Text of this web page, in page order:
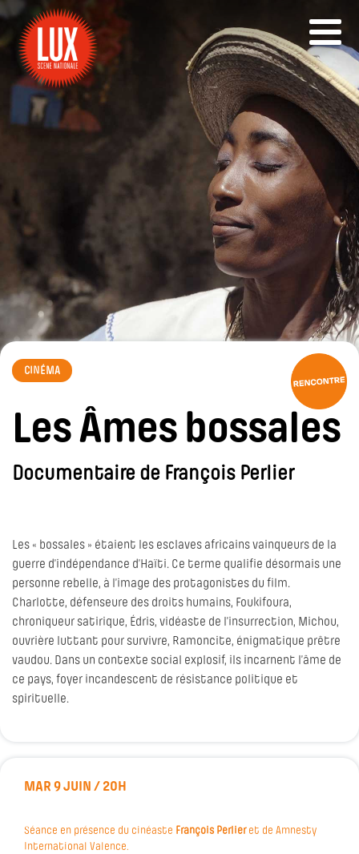
CINÉMA
Les Âmes bossales
Documentaire de François Perlier
Les « bossales » étaient les esclaves africains vainqueurs de la
guerre d’indépendance d’Haïti. Ce terme qualifie désormais une
personne rebelle, à l’image des protagonistes du film.
Charlotte, défenseure des droits humains, Foukifoura,
chroniqueur satirique, Édris, vidéaste de l’insurrection, Michou,
ouvrière luttant pour survivre, Ramoncite, énigmatique prêtre
vaudou. Dans un contexte social explosif, ils incarnent l’âme de
ce pays, foyer incandescent de résistance politique et
spirituelle.
MAR 9 JUIN / 20H
Séance en présence du cinéaste François Perlieret de Amnesty
International Valence.